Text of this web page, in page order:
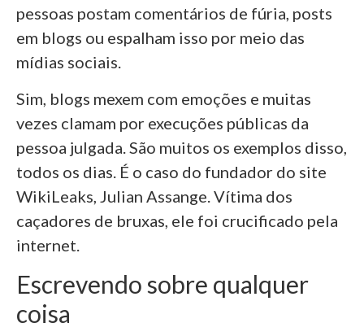
pessoas postam comentários de fúria, posts
em blogs ou espalham isso por meio das
mídias sociais.
Sim, blogs mexem com emoções e muitas
vezes clamam por execuções públicas da
pessoa julgada. São muitos os exemplos disso,
todos os dias. É o caso do fundador do site
WikiLeaks, Julian Assange. Vítima dos
caçadores de bruxas, ele foi crucificado pela
internet.
Escrevendo sobre qualquer
coisa